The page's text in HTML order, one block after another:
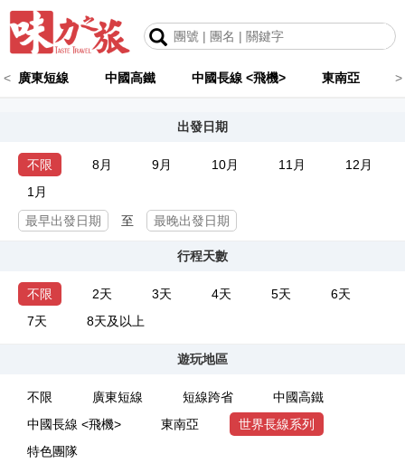
< 廣東短線 中國高鐵 中國長線 <飛機> 東南亞 >
出發日期
不限 8月 9月 10月 11月
12月
1月
至
行程天數
不限 2天 3天 4天 5天
6天
7天
8天及以上
遊玩地區
不限 廣東短線 短線跨省
中國高鐵
中國長線 <飛機>
東南亞
世界長線系列
特色團隊